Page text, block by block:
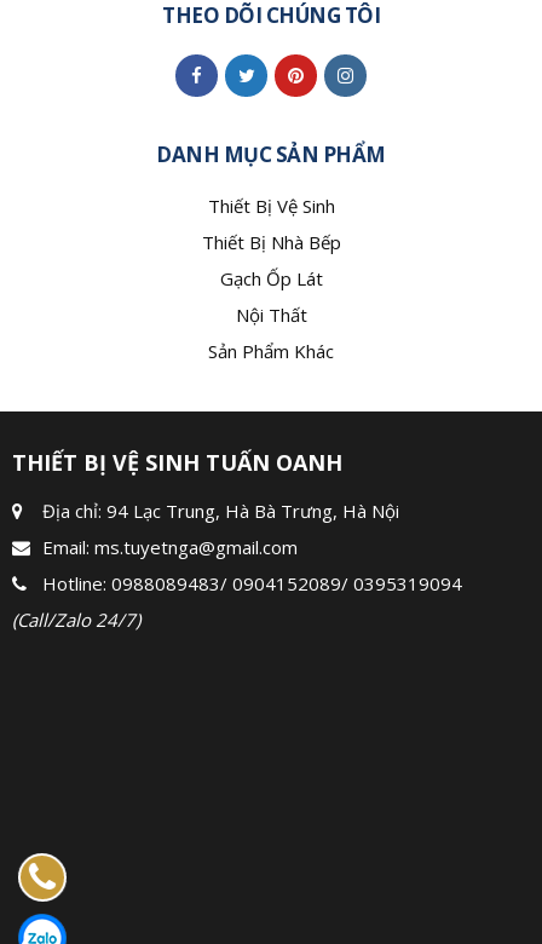
THEO DÕI CHÚNG TÔI
DANH MỤC SẢN PHẨM
Thiết Bị Vệ Sinh
Thiết Bị Nhà Bếp
Gạch Ốp Lát
Nội Thất
Sản Phẩm Khác
THIẾT BỊ VỆ SINH TUẤN OANH
Địa chỉ: 94 Lạc Trung, Hà Bà Trưng, Hà Nội
Email: ms.tuyetnga@gmail.com
Hotline: 0988089483/ 0904152089/ 0395319094
(Call/Zalo 24/7)